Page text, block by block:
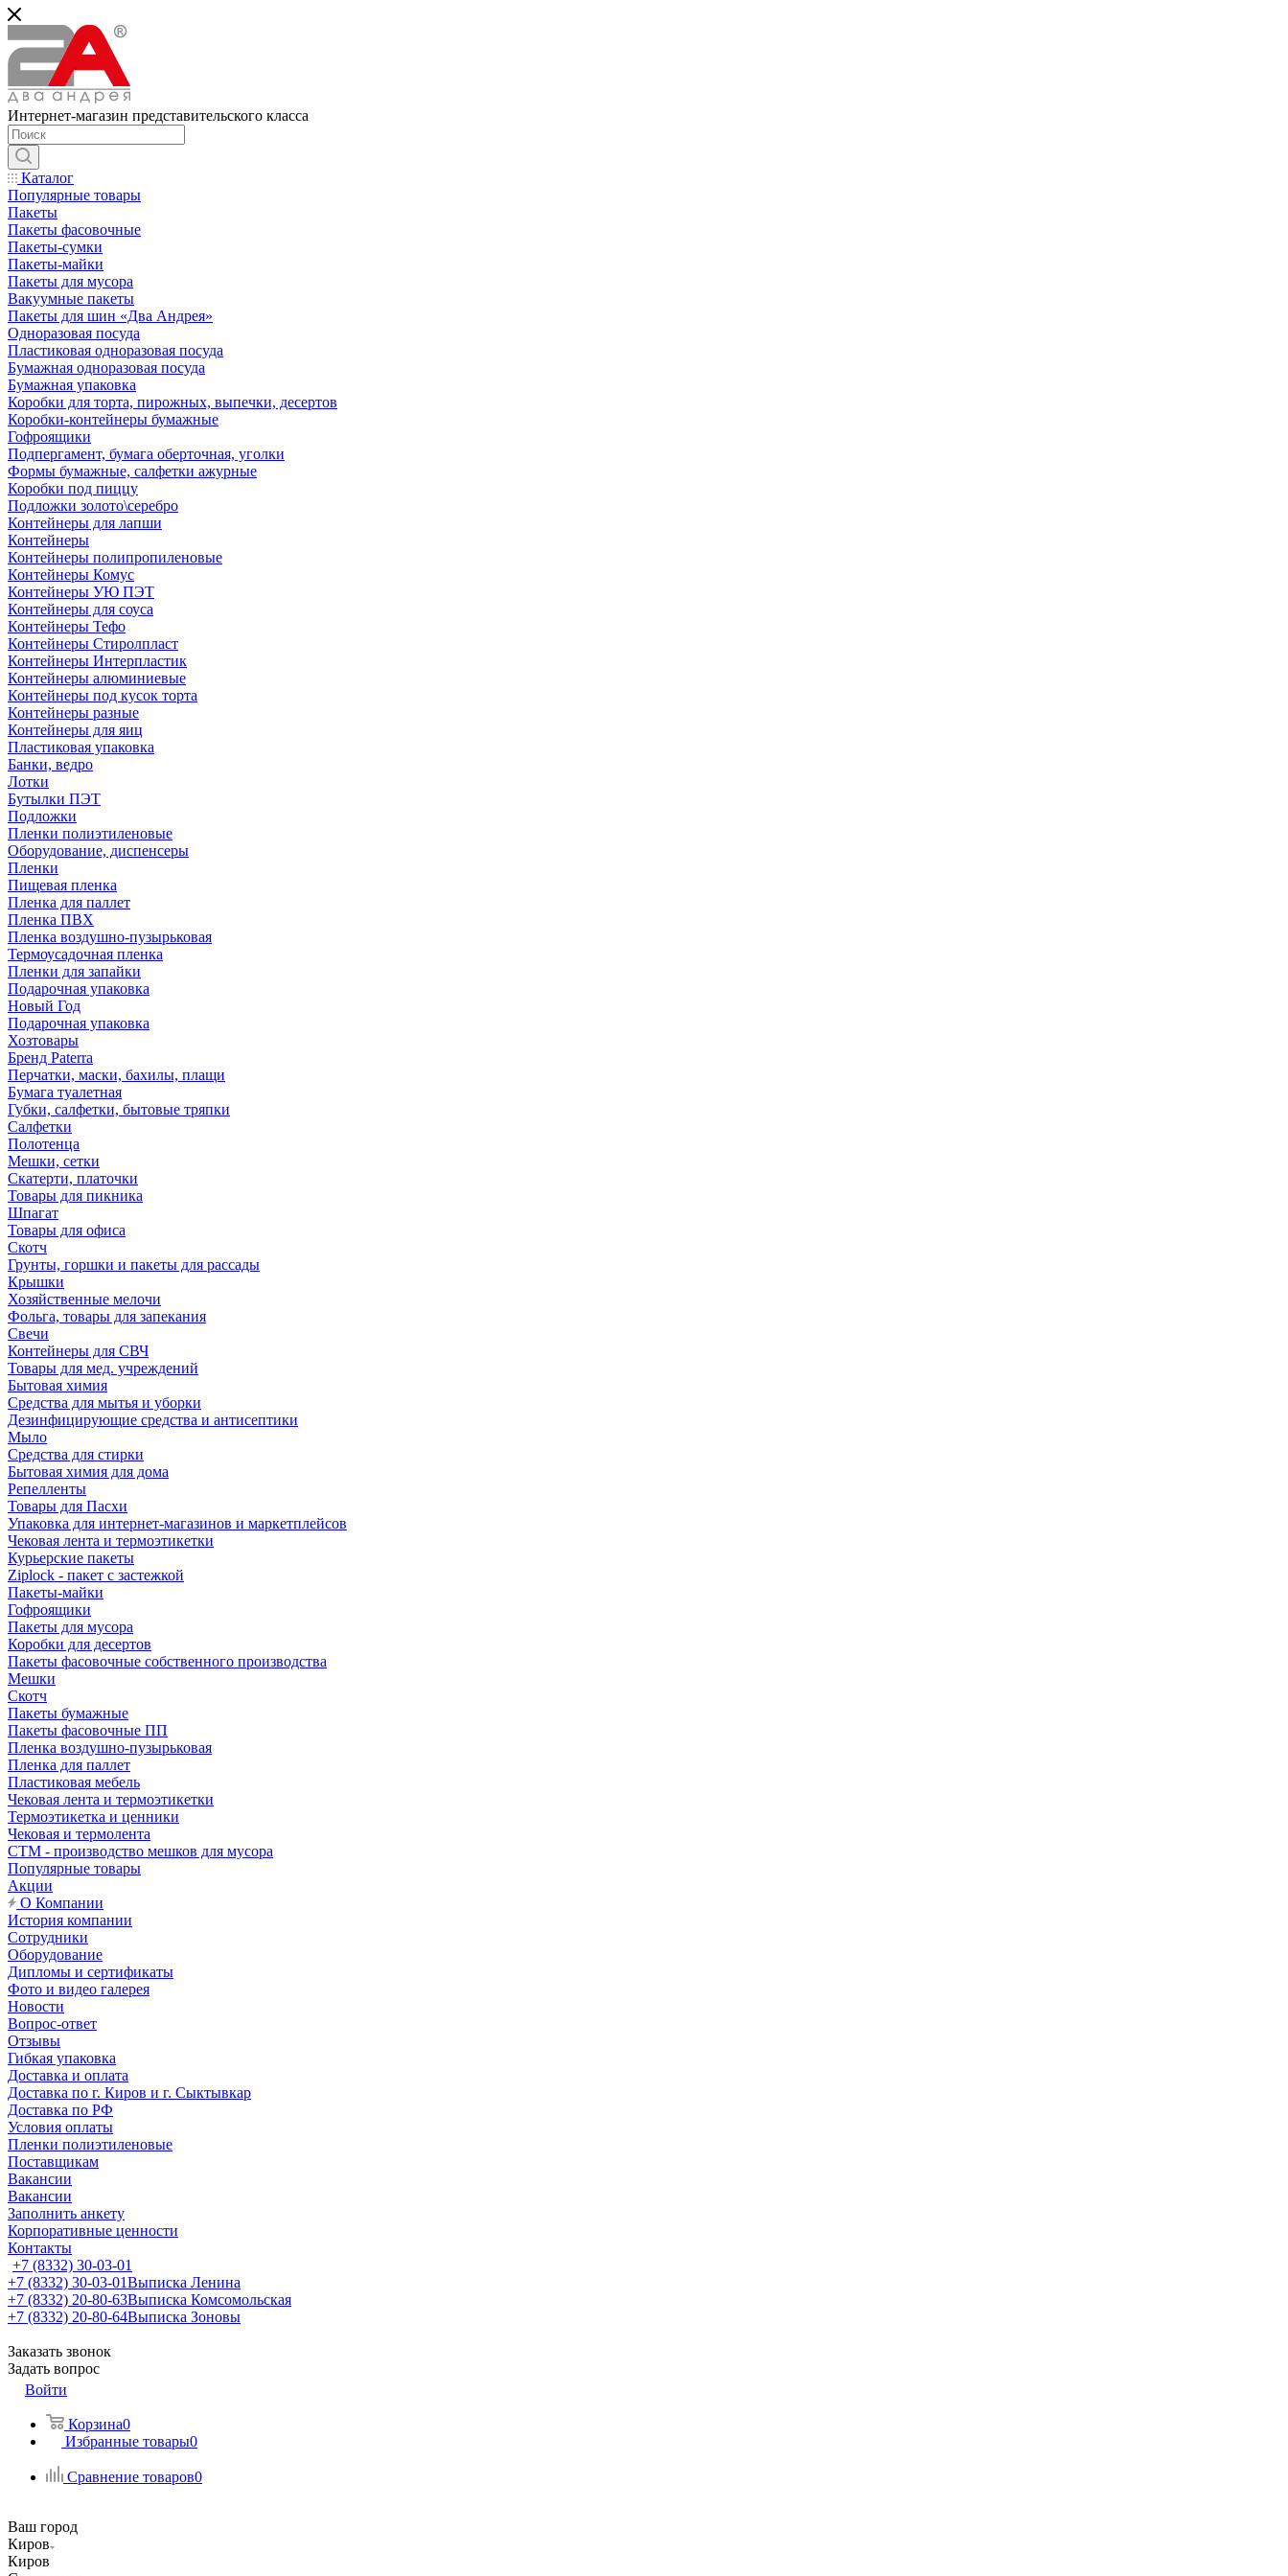
Интернет-магазин представительского класса
Каталог
Популярные товары
Пакеты
Пакеты фасовочные
Пакеты-сумки
Пакеты-майки
Пакеты для мусора
Вакуумные пакеты
Пакеты для шин «Два Андрея»
Одноразовая посуда
Пластиковая одноразовая посуда
Бумажная одноразовая посуда
Бумажная упаковка
Коробки для торта, пирожных, выпечки, десертов
Коробки-контейнеры бумажные
Гофроящики
Подпергамент, бумага оберточная, уголки
Формы бумажные, салфетки ажурные
Коробки под пиццу
Подложки золото\серебро
Контейнеры для лапши
Контейнеры
Контейнеры полипропиленовые
Контейнеры Комус
Контейнеры УЮ ПЭТ
Контейнеры для соуса
Контейнеры Тефо
Контейнеры Стиролпласт
Контейнеры Интерпластик
Контейнеры алюминиевые
Контейнеры под кусок торта
Контейнеры разные
Контейнеры для яиц
Пластиковая упаковка
Банки, ведро
Лотки
Бутылки ПЭТ
Подложки
Пленки полиэтиленовые
Оборудование, диспенсеры
Пленки
Пищевая пленка
Пленка для паллет
Пленка ПВХ
Пленка воздушно-пузырьковая
Термоусадочная пленка
Пленки для запайки
Подарочная упаковка
Новый Год
Подарочная упаковка
Хозтовары
Бренд Paterra
Перчатки, маски, бахилы, плащи
Бумага туалетная
Губки, салфетки, бытовые тряпки
Салфетки
Полотенца
Мешки, сетки
Скатерти, платочки
Товары для пикника
Шпагат
Товары для офиса
Скотч
Грунты, горшки и пакеты для рассады
Крышки
Хозяйственные мелочи
Фольга, товары для запекания
Свечи
Контейнеры для СВЧ
Товары для мед. учреждений
Бытовая химия
Средства для мытья и уборки
Дезинфицирующие средства и антисептики
Мыло
Средства для стирки
Бытовая химия для дома
Репелленты
Товары для Пасхи
Упаковка для интернет-магазинов и маркетплейсов
Чековая лента и термоэтикетки
Курьерские пакеты
Ziplock - пакет с застежкой
Пакеты-майки
Гофроящики
Пакеты для мусора
Коробки для десертов
Пакеты фасовочные собственного производства
Мешки
Скотч
Пакеты бумажные
Пакеты фасовочные ПП
Пленка воздушно-пузырьковая
Пленка для паллет
Пластиковая мебель
Чековая лента и термоэтикетки
Термоэтикетка и ценники
Чековая и термолента
СТМ - производство мешков для мусора
Популярные товары
Акции
О Компании
История компании
Сотрудники
Оборудование
Дипломы и сертификаты
Фото и видео галерея
Новости
Вопрос-ответ
Отзывы
Гибкая упаковка
Доставка и оплата
Доставка по г. Киров и г. Сыктывкар
Доставка по РФ
Условия оплаты
Пленки полиэтиленовые
Поставщикам
Вакансии
Вакансии
Заполнить анкету
Корпоративные ценности
Контакты
+7 (8332) 30-03-01
+7 (8332) 30-03-01Выписка Ленина
+7 (8332) 20-80-63Выписка Комсомольская
+7 (8332) 20-80-64Выписка Зоновы
Заказать звонок
Задать вопрос
Войти
Корзина0
Избранные товары0
Сравнение товаров0
Ваш город
Киров
Киров